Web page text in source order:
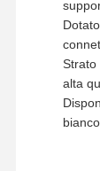
LentiStrato
alta
bianco